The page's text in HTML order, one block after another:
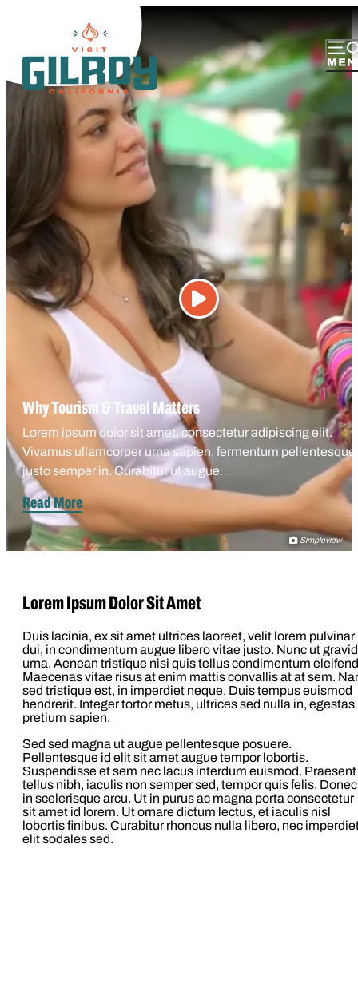
Why Tourism & Travel Matters
Lorem ipsum dolor sit amet, consectetur adipiscing elit.
Vivamus ullamcorper urna sapien, fermentum pellentesque
justo semper in. Curabitur ut augue…
Read More
Simpleview
Lorem Ipsum Dolor Sit Amet
Duis lacinia, ex sit amet ultrices laoreet, velit lorem pulvinar
dui, in condimentum augue libero vitae justo. Nunc ut
urna. Aenean tristique nisi quis tellus condimentum
Maecenas vitae risus at enim mattis convallis at at sem.
sed tristique est, in imperdiet neque. Duis tempus euismod
hendrerit. Integer tortor metus, ultrices sed nulla in, egestas
pretium sapien.
Sed sed magna ut augue pellentesque posuere.
Pellentesque id elit sit amet augue tempor lobortis.
Suspendisse et sem nec lacus interdum euismod. Praesent
tellus nibh, iaculis non semper sed, tempor quis felis. Donec
in scelerisque arcu. Ut in purus ac magna porta consectetur
sit amet id lorem. Ut ornare dictum lectus, et iaculis nisl
lobortis finibus. Curabitur rhoncus nulla libero, nec
elit sodales sed.